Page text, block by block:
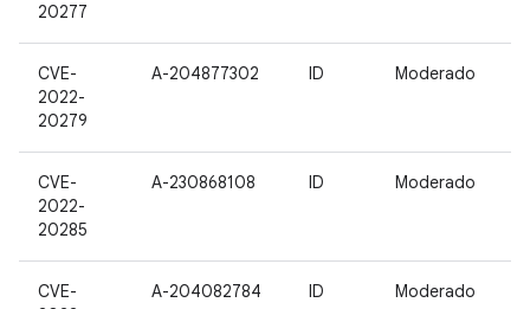
20277
CVE-
2022-
20279
A-204877302 ID Moderado
CVE-
2022-
20285
A-230868108 ID Moderado
CVE-
A-204082784 ID Moderado